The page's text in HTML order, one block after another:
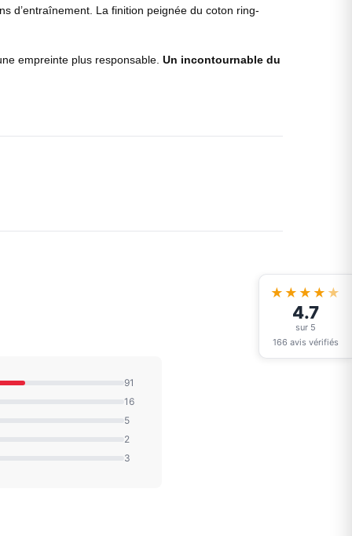
d’entraînement. La finition peignée du coton ring-
empreinte plus responsable. Un incontournable du
91
16
5
2
3
★★★★ ★
4.7
sur 5
166 avis vérifiés